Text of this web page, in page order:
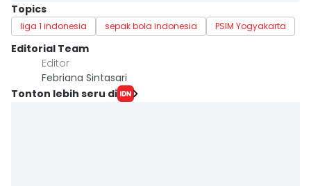
Topics
liga 1 indonesia sepak bola indonesia PSIM Yogyakarta
Editorial Team
Editor
Febriana Sintasari
Tonton lebih seru di